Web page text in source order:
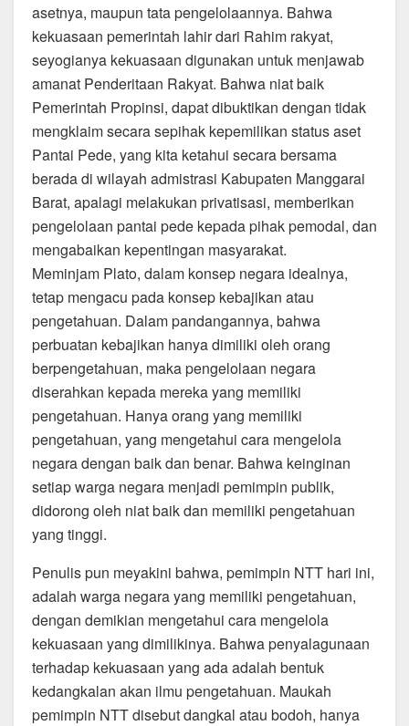
asetnya, maupun tata pengelolaannya. Bahwa
kekuasaan pemerintah lahir dari Rahim rakyat,
seyogianya kekuasaan digunakan untuk menjawab
amanat Penderitaan Rakyat. Bahwa niat baik
Pemerintah Propinsi, dapat dibuktikan dengan tidak
mengklaim secara sepihak kepemilikan status aset
Pantai Pede, yang kita ketahui secara bersama
berada di wilayah admistrasi Kabupaten Manggarai
Barat, apalagi melakukan privatisasi, memberikan
pengelolaan pantai pede kepada pihak pemodal, dan
mengabaikan kepentingan masyarakat.
Meminjam Plato, dalam konsep negara idealnya,
tetap mengacu pada konsep kebajikan atau
pengetahuan. Dalam pandangannya, bahwa
perbuatan kebajikan hanya dimiliki oleh orang
berpengetahuan, maka pengelolaan negara
diserahkan kepada mereka yang memiliki
pengetahuan. Hanya orang yang memiliki
pengetahuan, yang mengetahui cara mengelola
negara dengan baik dan benar. Bahwa keinginan
setiap warga negara menjadi pemimpin publik,
didorong oleh niat baik dan memiliki pengetahuan
yang tinggi.
Penulis pun meyakini bahwa, pemimpin NTT hari ini,
adalah warga negara yang memiliki pengetahuan,
dengan demikian mengetahui cara mengelola
kekuasaan yang dimilikinya. Bahwa penyalagunaan
terhadap kekuasaan yang ada adalah bentuk
kedangkalan akan ilmu pengetahuan. Maukah
pemimpin NTT disebut dangkal atau bodoh, hanya